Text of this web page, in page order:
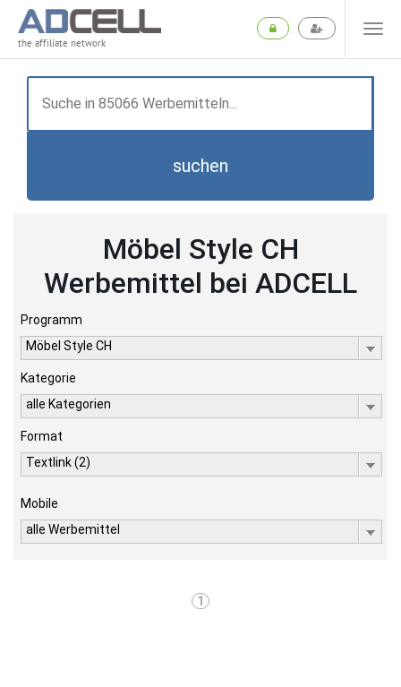
the affiliate network
suchen
Möbel Style CH
Werbemittel bei ADCELL
Programm
Möbel Style CH
Kategorie
alle Kategorien
Format
Textlink (2)
Mobile
alle Werbemittel
1